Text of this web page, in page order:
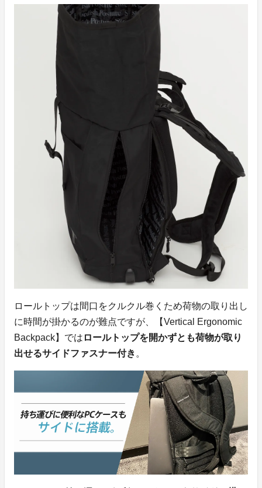
ロールトップは間口をクルクル巻くため荷物の取り出し
に時間が掛かるのが難点ですが、【Vertical Ergonomic
Backpack】では ロールトップを開かずとも荷物が取り
出せるサイドファスナー付き 。